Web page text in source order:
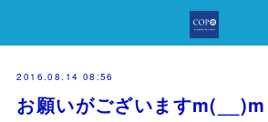
2016.08.14 08:56
お願いがございますm(__)m